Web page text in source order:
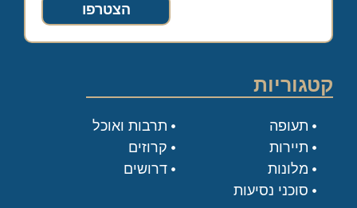
הצטרפו
קטגוריות
תעופה
תיירות
מלונות
סוכני נסיעות
תרבות ואוכל
קרוזים
דרושים